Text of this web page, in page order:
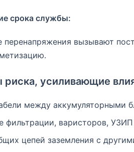
срока службы:
перенапряжения вызывают
риска, усиливающие
между аккумуляторными
фильтрации, варисторов, УЗИП
цепей заземления с